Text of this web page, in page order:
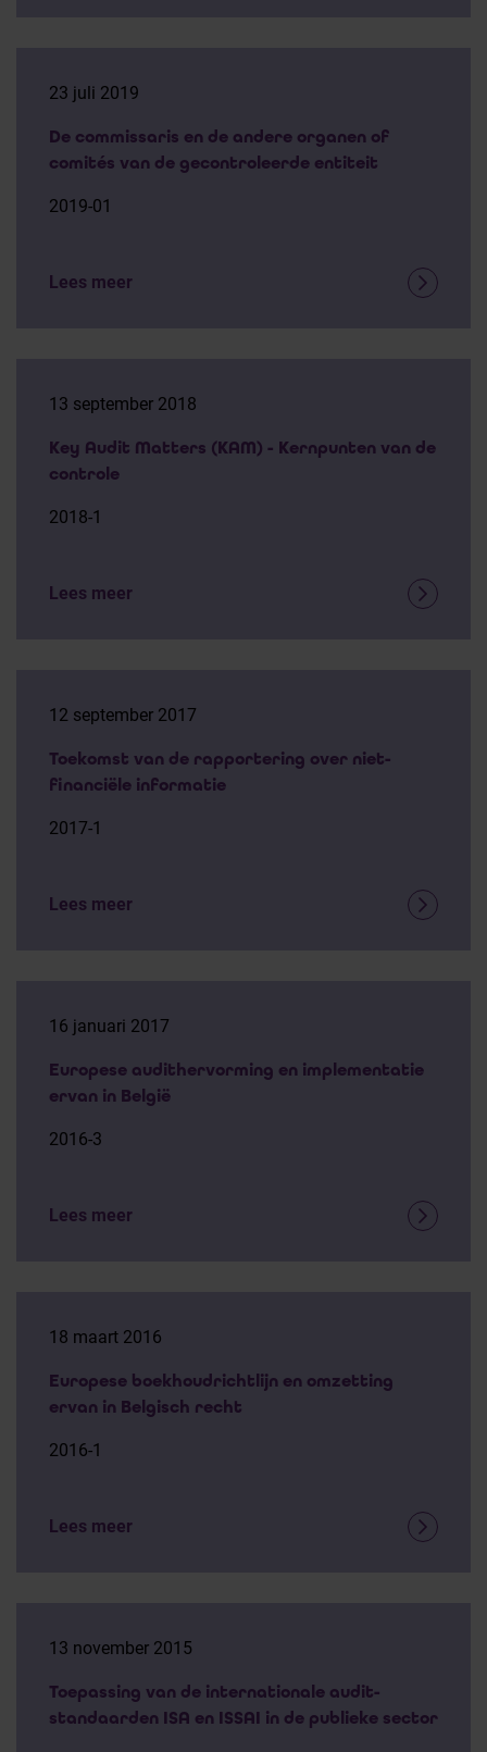
23 juli 2019
De commissaris en de andere organen of
comités van de gecontroleerde entiteit
2019-01
Lees meer
13 september 2018
Key Audit Matters (KAM) - Kernpunten van de
controle
2018-1
Lees meer
12 september 2017
Toekomst van de rapportering over niet-
financiële informatie
2017-1
Lees meer
16 januari 2017
Europese audithervorming en implementatie
ervan in België
2016-3
Lees meer
18 maart 2016
Europese boekhoudrichtlijn en omzetting
ervan in Belgisch recht
2016-1
Lees meer
13 november 2015
Toepassing van de internationale audit-
standaarden ISA en ISSAI in de publieke sector